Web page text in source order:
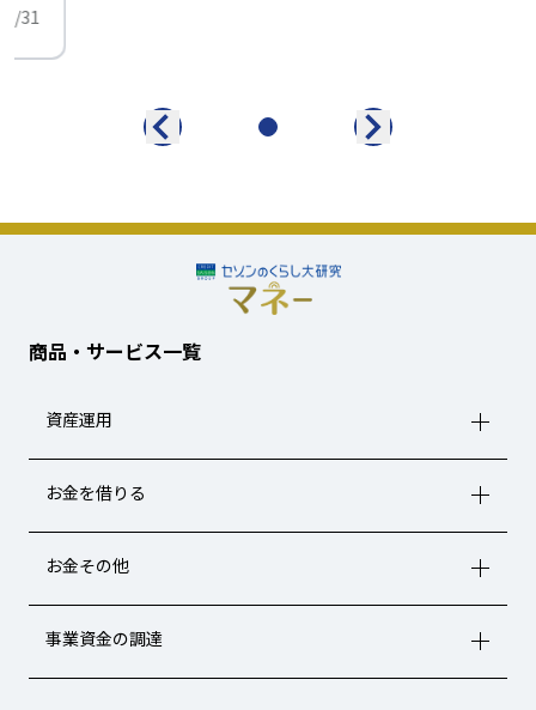
31
商品・サービス一覧
資産運用
お金を借りる
お金その他
事業資金の調達